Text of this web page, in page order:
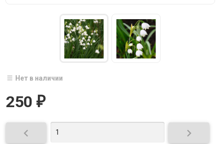
Нет в наличии
250 ₽
 